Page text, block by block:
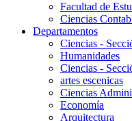
Facultad de
Ciencias
Departamentos
Ciencias -
Humanidades
Ciencias -
artes escenicas
Ciencias
Economía
Arquitectura